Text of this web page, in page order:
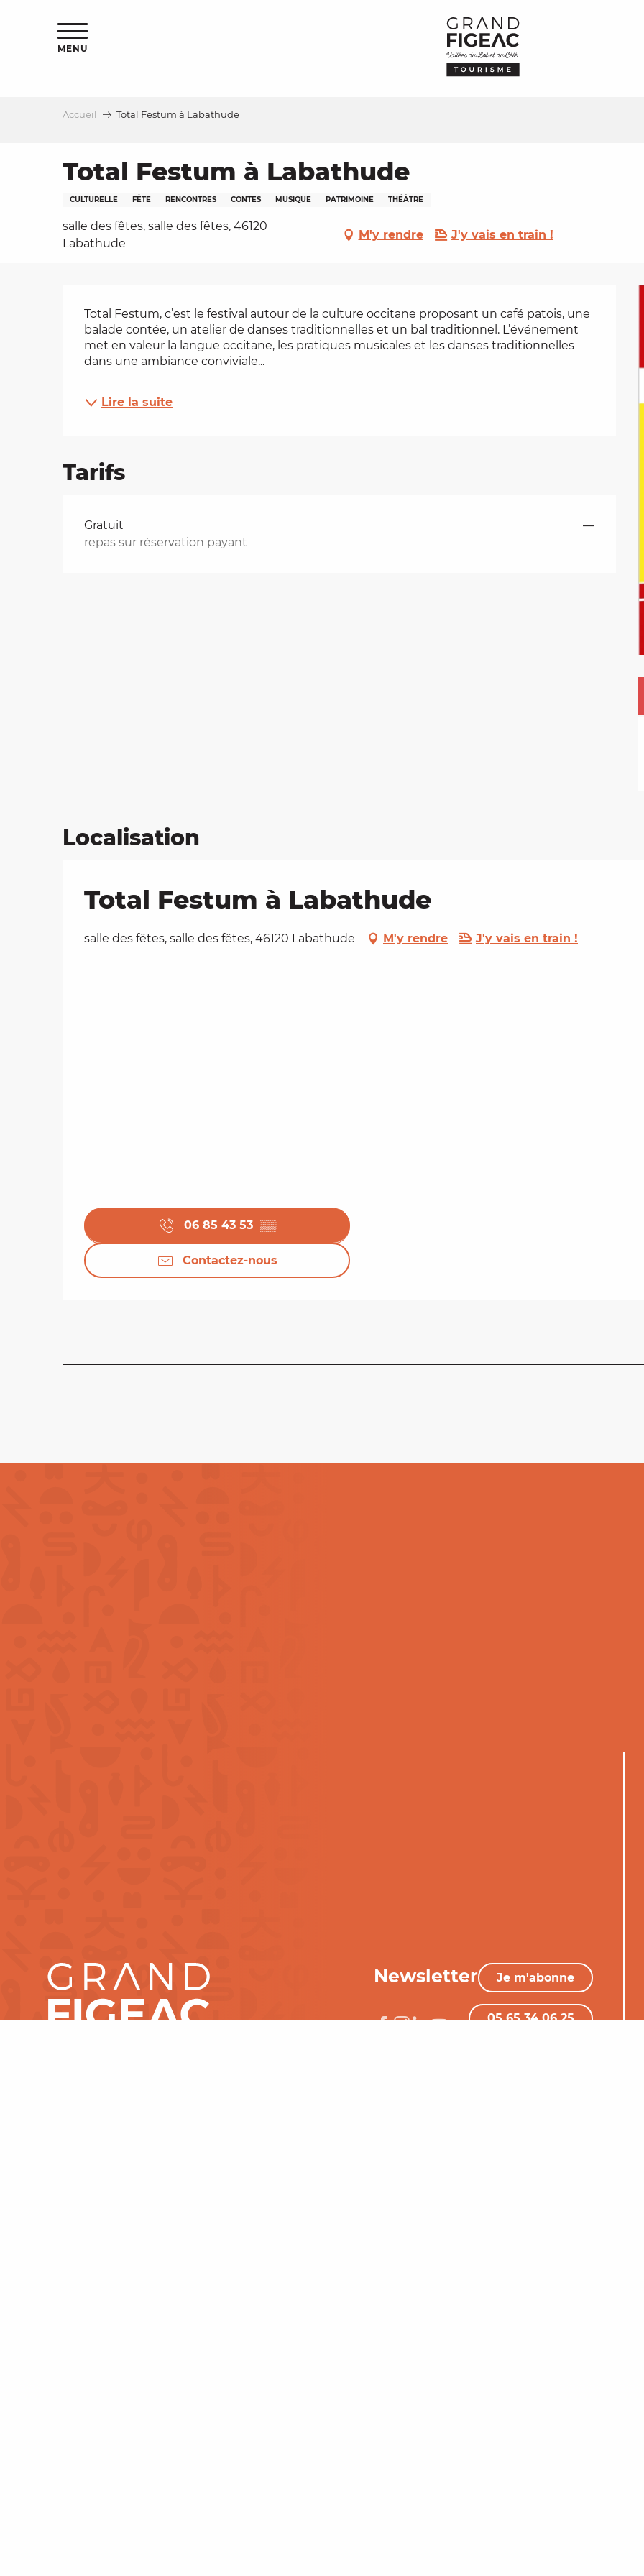
MENU
Accueil Total Festum à Labathude
Total Festum à Labathude
CULTURELLE FÊTE RENCONTRES CONTES MUSIQUE PATRIMOINE THÉÂTRE
salle des fêtes, salle des fêtes, 46120
Labathude
M'y rendre J'y vais en train !
Description
Total Festum, c’est le festival autour de la culture occitane proposant un café patois, une
balade contée, un atelier de danses traditionnelles et un bal traditionnel. L’événement
met en valeur la langue occitane, les pratiques musicales et les danses traditionnelles
dans une ambiance conviviale...
Lire la suite
Tarifs
Tarifs 2026
Gratuit
repas sur réservation payant
—
Localisation
Total Festum à Labathude
salle des fêtes, salle des fêtes, 46120 Labathude M'y rendre J'y vais en train !
06 85 43 53 ▒▒
Contactez-nous
Newsletter Je m'abonne
05 65 34 06 25